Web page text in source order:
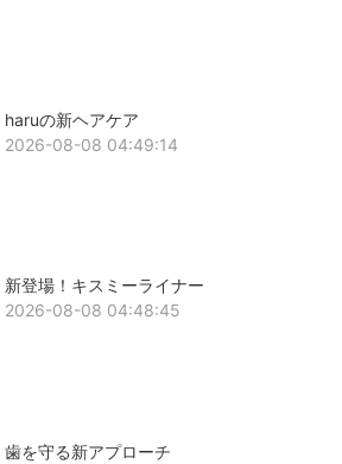
haruの新ヘアケア
2026-08-08 04:49:14
新登場！キスミーライナー
2026-08-08 04:48:45
歯を守る新アプローチ